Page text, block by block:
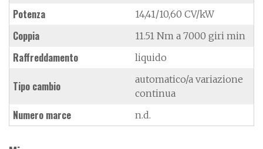
Potenza 14,41/10,60 CV/kW
Coppia 11.51 Nm a 7000 giri min
Raffreddamento liquido
Tipo cambio
automatico/a variazione
continua
Numero marce n.d.